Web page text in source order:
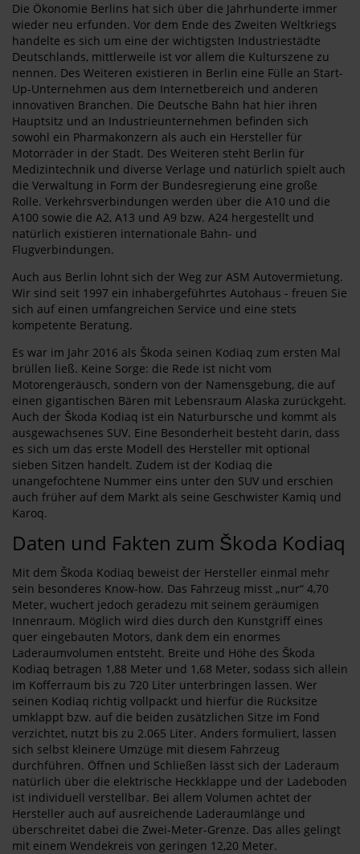
Die Ökonomie Berlins hat sich über die Jahrhunderte immer
wieder neu erfunden. Vor dem Ende des Zweiten Weltkriegs
handelte es sich um eine der wichtigsten Industriestädte
Deutschlands, mittlerweile ist vor allem die Kulturszene zu
nennen. Des Weiteren existieren in Berlin eine Fülle an Start-
Up-Unternehmen aus dem Internetbereich und anderen
innovativen Branchen. Die Deutsche Bahn hat hier ihren
Hauptsitz und an Industrieunternehmen befinden sich
sowohl ein Pharmakonzern als auch ein Hersteller für
Motorräder in der Stadt. Des Weiteren steht Berlin für
Medizintechnik und diverse Verlage und natürlich spielt auch
die Verwaltung in Form der Bundesregierung eine große
Rolle. Verkehrsverbindungen werden über die A10 und die
A100 sowie die A2, A13 und A9 bzw. A24 hergestellt und
natürlich existieren internationale Bahn- und
Flugverbindungen.
Auch aus Berlin lohnt sich der Weg zur ASM Autovermietung.
Wir sind seit 1997 ein inhabergeführtes Autohaus - freuen Sie
sich auf einen umfangreichen Service und eine stets
kompetente Beratung.
Es war im Jahr 2016 als Škoda seinen Kodiaq zum ersten Mal
brüllen ließ. Keine Sorge: die Rede ist nicht vom
Motorengeräusch, sondern von der Namensgebung, die auf
einen gigantischen Bären mit Lebensraum Alaska zurückgeht.
Auch der Škoda Kodiaq ist ein Naturbursche und kommt als
ausgewachsenes SUV. Eine Besonderheit besteht darin, dass
es sich um das erste Modell des Hersteller mit optional
sieben Sitzen handelt. Zudem ist der Kodiaq die
unangefochtene Nummer eins unter den SUV und erschien
auch früher auf dem Markt als seine Geschwister Kamiq und
Karoq.
Daten und Fakten zum Škoda Kodiaq
Mit dem Škoda Kodiaq beweist der Hersteller einmal mehr
sein besonderes Know-how. Das Fahrzeug misst „nur“ 4,70
Meter, wuchert jedoch geradezu mit seinem geräumigen
Innenraum. Möglich wird dies durch den Kunstgriff eines
quer eingebauten Motors, dank dem ein enormes
Laderaumvolumen entsteht. Breite und Höhe des Škoda
Kodiaq betragen 1,88 Meter und 1,68 Meter, sodass sich allein
im Kofferraum bis zu 720 Liter unterbringen lassen. Wer
seinen Kodiaq richtig vollpackt und hierfür die Rücksitze
umklappt bzw. auf die beiden zusätzlichen Sitze im Fond
verzichtet, nutzt bis zu 2.065 Liter. Anders formuliert, lassen
sich selbst kleinere Umzüge mit diesem Fahrzeug
durchführen. Öffnen und Schließen lässt sich der Laderaum
natürlich über die elektrische Heckklappe und der Ladeboden
ist individuell verstellbar. Bei allem Volumen achtet der
Hersteller auch auf ausreichende Laderaumlänge und
überschreitet dabei die Zwei-Meter-Grenze. Das alles gelingt
mit einem Wendekreis von geringen 12,20 Meter.